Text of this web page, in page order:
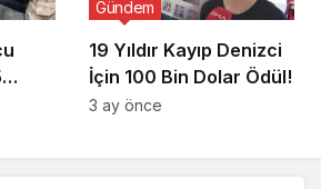
19 Yıldır Kayıp Denizci
İçin 100 Bin Dolar Ödül!
Gündem
3 ay önce